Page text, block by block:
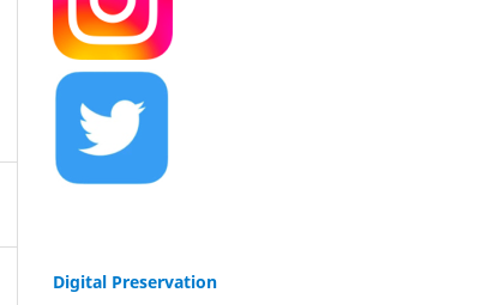
Digital Preservation